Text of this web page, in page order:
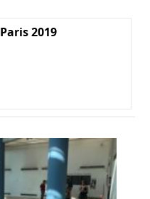
Paris 2019